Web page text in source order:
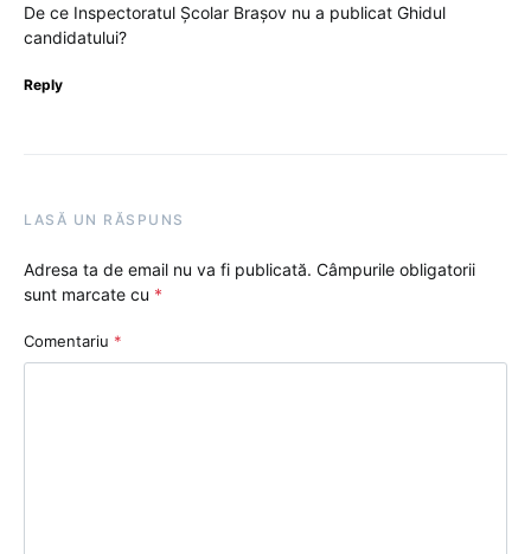
De ce Inspectoratul Școlar Brașov nu a publicat Ghidul
candidatului?
Reply
LASĂ UN RĂSPUNS
Adresa ta de email nu va fi publicată. Câmpurile obligatorii
sunt marcate cu *
Comentariu *